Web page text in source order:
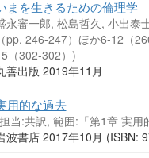
まを生きるための倫理学
永審一郎, 松島哲久, 小出泰
pp. 246-247）ほか6-12（
（302-302）)
善出版 2019年11月
用的な過去
当:共訳, 範囲:「第1章 実用
波書店 2017年10月 (ISBN: